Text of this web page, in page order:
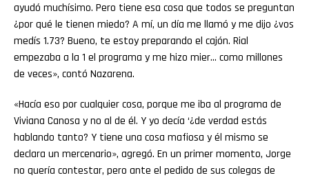
ayudó muchísimo. Pero tiene esa cosa que todos se preguntan
¿por qué le tienen miedo? A mí, un día me llamó y me dijo ¿vos
medís 1.73? Bueno, te estoy preparando el cajón. Rial
empezaba a la 1 el programa y me hizo mier… como millones
de veces», contó Nazarena.
«Hacía eso por cualquier cosa, porque me iba al programa de
Viviana Canosa y no al de él. Y yo decía ‘¿de verdad estás
hablando tanto? Y tiene una cosa mafiosa y él mismo se
declara un mercenario», agregó. En un primer momento, Jorge
no quería contestar, pero ante el pedido de sus colegas de